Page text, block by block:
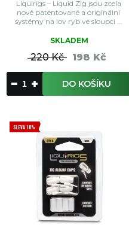
Liquirigs – Liquid Zig jsou zcela
nové patentované a originální
systémy na lov ryb ve sloupci ...
SKLADEM
220 Kč 198 Kč
DO KOŠÍKU
SLEVA 10%